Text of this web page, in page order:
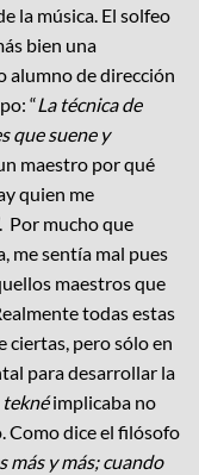
la música. El solfeo
bien una
alumno de dirección
“La técnica de
que suene y
maestro por qué
quien me
Por mucho que
me sentía mal pues
maestros que
todas estas
ciertas, pero sólo en
para desarrollar la
teknéimplicaba no
Como dice el filósofo
más y más; cuando